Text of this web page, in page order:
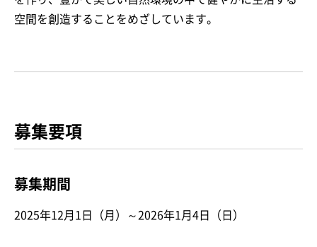
空間を創造することをめざしています。
募集要項
募集期間
2025年12月1日（月）～2026年1月4日（日）